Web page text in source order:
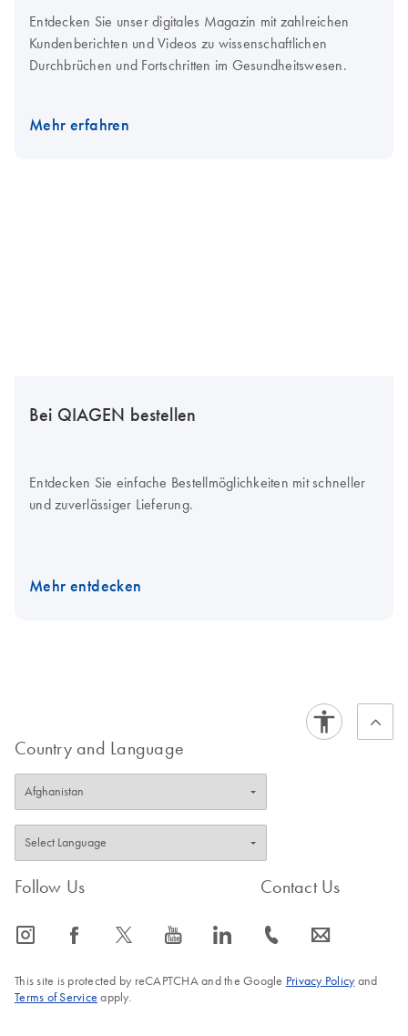
Entdecken Sie unser digitales Magazin mit zahlreichen
Kundenberichten und Videos zu wissenschaftlichen
Durchbrüchen und Fortschritten im Gesundheitswesen.
Mehr erfahren
Bei QIAGEN bestellen
Entdecken Sie einfache Bestellmöglichkeiten mit schneller
und zuverlässiger Lieferung.
Mehr entdecken
Country and Language
Follow Us
icon_0065_instagram-s icon_0064_facebook-s icon_0340_cc_gen_x-s icon_0077_youtube-s icon_0066_linkedin-s
Contact Us
icon_0072_phone-s icon_0063_envelope-s
This site is protected by reCAPTCHA and the Google Privacy Policyand
Terms of Service apply.